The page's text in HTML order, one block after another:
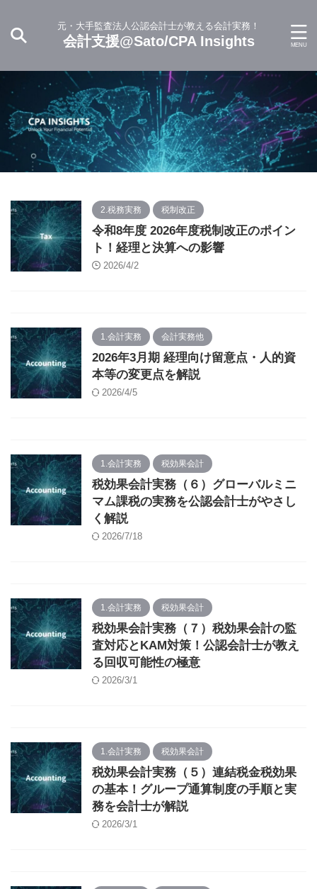
元・大手監査法人公認会計士が教える会計実務！
会計支援@Sato/CPA Insights
2.税務実務 税制改正
令和8年度 2026年度税制改正のポイン
ト！経理と決算への影響
2026/4/2
1.会計実務 会計実務他
2026年3月期 経理向け留意点・人的資
本等の変更点を解説
2026/4/5
1.会計実務 税効果会計
税効果会計実務（６）グローバルミニ
マム課税の実務を公認会計士がやさし
く解説
2026/7/18
1.会計実務 税効果会計
税効果会計実務（７）税効果会計の監
査対応とKAM対策！公認会計士が教え
る回収可能性の極意
2026/3/1
1.会計実務 税効果会計
税効果会計実務（５）連結税金税効果
の基本！グループ通算制度の手順と実
務を会計士が解説
2026/3/1